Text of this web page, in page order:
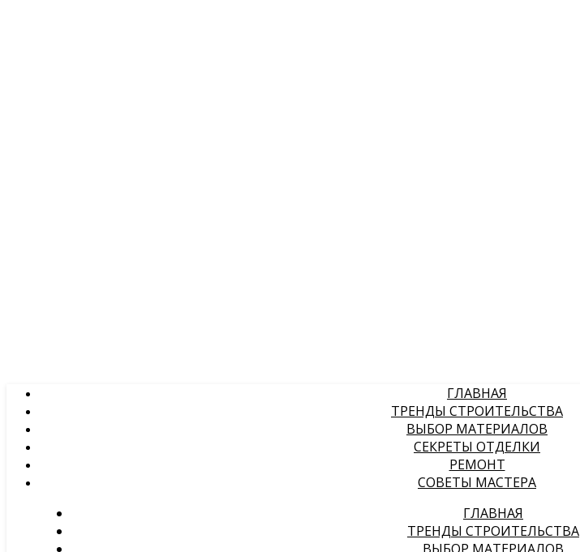
ГЛАВНАЯ
ТРЕНДЫ СТРОИТЕЛЬСТВА
ВЫБОР МАТЕРИАЛОВ
СЕКРЕТЫ ОТДЕЛКИ
РЕМОНТ
СОВЕТЫ МАСТЕРА
ГЛАВНАЯ
ТРЕНДЫ СТРОИТЕЛЬСТВА